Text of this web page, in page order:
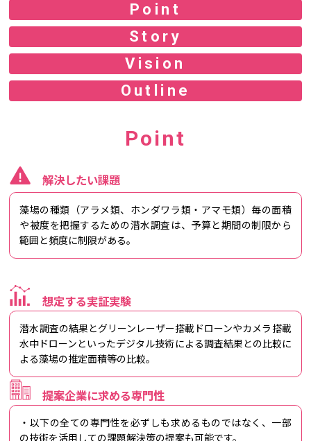
Point
Story
Vision
Outline
Point
解決したい課題
藻場の種類（アラメ類、ホンダワラ類・アマモ類）毎の面積
や被度を把握するための潜水調査は、予算と期間の制限から
範囲と頻度に制限がある。
想定する実証実験
潜水調査の結果とグリーンレーザー搭載ドローンやカメラ搭載
水中ドローンといったデジタル技術による調査結果との比較に
よる藻場の推定面積等の比較。
提案企業に求める専門性
・以下の全ての専門性を必ずしも求めるものではなく、一部
の技術を活用しての課題解決策の提案も可能です。